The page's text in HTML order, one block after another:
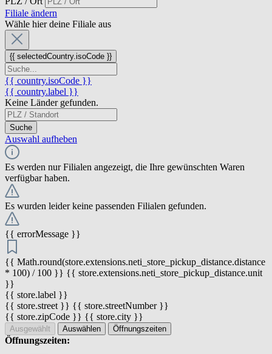
Filiale ändern
Wähle hier deine Filiale aus
{{ selectedCountry.isoCode }}
{{ country.isoCode }}
{{ country.label }}
Keine Länder gefunden.
Suche
Auswahl aufheben
Es werden nur Filialen angezeigt, die Ihre gewünschten Waren
verfügbar haben.
Es wurden leider keine passenden Filialen gefunden.
{{ errorMessage }}
{{ Math.round(store.extensions.neti_store_pickup_distance.distance
* 100) / 100 }} {{ store.extensions.neti_store_pickup_distance.unit
}}
{{ store.label }}
{{ store.street }} {{ store.streetNumber }}
{{ store.zipCode }} {{ store.city }}
Ausgewählt Auswählen Öffnungszeiten
Öffnungszeiten: